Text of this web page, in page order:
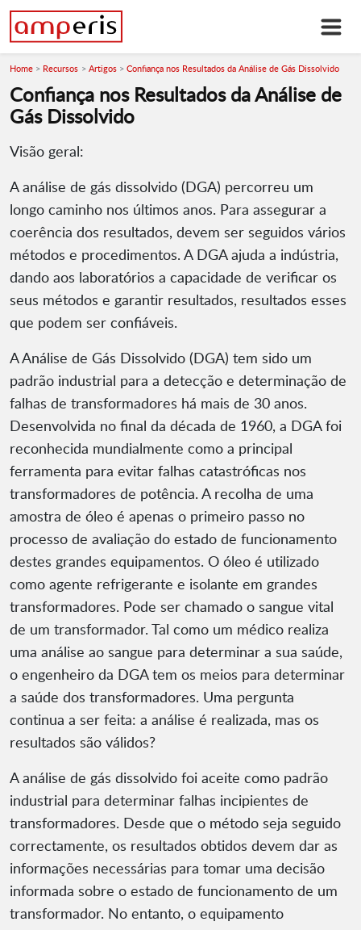
Home Recursos Artigos Confiança nos Resultados da Análise de Gás Dissolvido
Confiança nos Resultados da Análise de
Gás Dissolvido
Visão geral:
A análise de gás dissolvido (DGA) percorreu um
longo caminho nos últimos anos. Para assegurar a
coerência dos resultados, devem ser seguidos vários
métodos e procedimentos. A DGA ajuda a indústria,
dando aos laboratórios a capacidade de verificar os
seus métodos e garantir resultados, resultados esses
que podem ser confiáveis.
A Análise de Gás Dissolvido (DGA) tem sido um
padrão industrial para a detecção e determinação de
falhas de transformadores há mais de 30 anos.
Desenvolvida no final da década de 1960, a DGA foi
reconhecida mundialmente como a principal
ferramenta para evitar falhas catastróficas nos
transformadores de potência. A recolha de uma
amostra de óleo é apenas o primeiro passo no
processo de avaliação do estado de funcionamento
destes grandes equipamentos. O óleo é utilizado
como agente refrigerante e isolante em grandes
transformadores. Pode ser chamado o sangue vital
de um transformador. Tal como um médico realiza
uma análise ao sangue para determinar a sua saúde,
o engenheiro da DGA tem os meios para determinar
a saúde dos transformadores. Uma pergunta
continua a ser feita: a análise é realizada, mas os
resultados são válidos?
A análise de gás dissolvido foi aceite como padrão
industrial para determinar falhas incipientes de
transformadores. Desde que o método seja seguido
correctamente, os resultados obtidos devem dar as
informações necessárias para tomar uma decisão
informada sobre o estado de funcionamento de um
transformador. No entanto, o equipamento